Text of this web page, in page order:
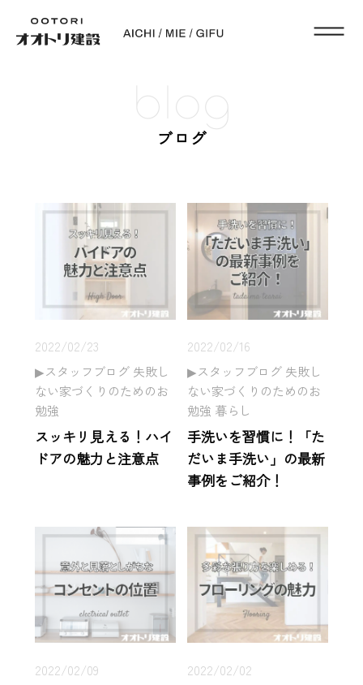
blog
ブログ
2022/02/23
スタッフブログ 失敗し
ない家づくりのためのお
勉強
スッキリ見える！ハイ
ドアの魅力と注意点
2022/02/16
スタッフブログ 失敗し
ない家づくりのためのお
勉強 暮らし
手洗いを習慣に！「た
だいま手洗い」の最新
事例をご紹介！
2022/02/09
2022/02/02